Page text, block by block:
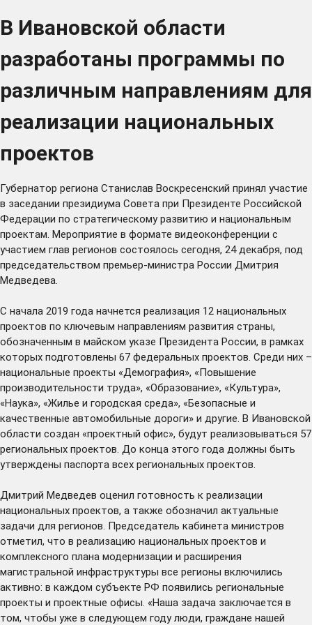
В Ивановской области
разработаны программы по
различным направлениям для
реализации национальных
проектов
Губернатор региона Станислав Воскресенский принял участие
в заседании президиума Совета при Президенте Российской
Федерации по стратегическому развитию и национальным
проектам. Мероприятие в формате видеоконференции с
участием глав регионов состоялось сегодня, 24 декабря, под
председательством премьер-министра России Дмитрия
Медведева.
С начала 2019 года начнется реализация 12 национальных
проектов по ключевым направлениям развития страны,
обозначенным в майском указе Президента России, в рамках
которых подготовлены 67 федеральных проектов. Среди них –
национальные проекты «Демография», «Повышение
производительности труда», «Образование», «Культура»,
«Наука», «Жилье и городская среда», «Безопасные и
качественные автомобильные дороги» и другие. В Ивановской
области создан «проектный офис», будут реализовываться 57
региональных проектов. До конца этого года должны быть
утверждены паспорта всех региональных проектов.
Дмитрий Медведев оценил готовность к реализации
национальных проектов, а также обозначил актуальные
задачи для регионов. Председатель кабинета министров
отметил, что в реализацию национальных проектов и
комплексного плана модернизации и расширения
магистральной инфраструктуры все регионы включились
активно: в каждом субъекте РФ появились региональные
проекты и проектные офисы. «Наша задача заключается в
том, чтобы уже в следующем году люди, граждане нашей